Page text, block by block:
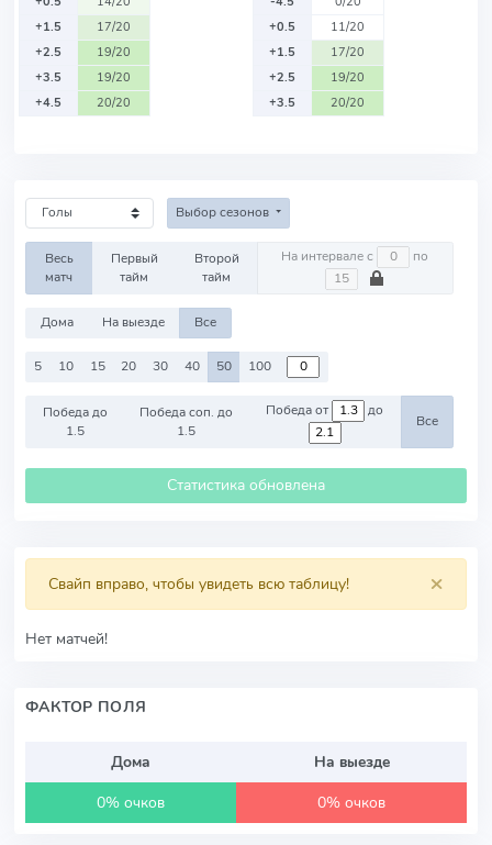
+1.5
17/20
+2.5
19/20
+3.5
19/20
+4.5
20/20
+0.5
11/20
+1.5
17/20
+2.5
19/20
+3.5
20/20
Выбор сезонов
Весь
матч
Первый
тайм
Второй
тайм
На интервале с по
Дома На выезде Все
5 10 15 20 30 40 50 100
Победа до
1.5
Победа соп. до
1.5
Победа от до
Все
Статистика обновлена
×
Свайп вправо, чтобы увидеть всю таблицу!
Нет матчей!
ФАКТОР ПОЛЯ
Дома
На выезде
0% очков
0% очков